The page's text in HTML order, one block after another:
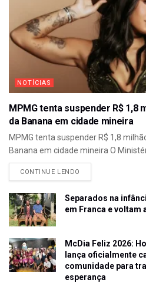
NOTÍCIAS
MPMG tenta suspender R$ 1,8
da Banana em cidade mineira
MPMG tenta suspender R$ 1,8
Banana em cidade mineira O
CONTINUE LENDO
Separados na
em Franca e voltam
McDia Feliz 2026:
lança oficialmente
comunidade para
esperança